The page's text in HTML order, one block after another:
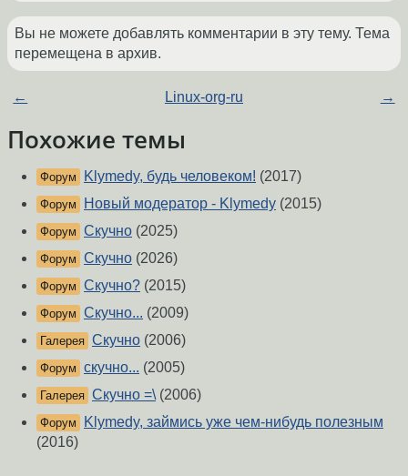
Вы не можете добавлять комментарии в эту тему. Тема
перемещена в архив.
← Linux-org-ru →
Похожие темы
Форум Klymedy, будь человеком! (2017)
Форум Новый модератор - Klymedy (2015)
Форум Скучно (2025)
Форум Скучно (2026)
Форум Скучно? (2015)
Форум Скучно... (2009)
Галерея Скучно (2006)
Форум скучно... (2005)
Галерея Скучно =\ (2006)
Форум
Klymedy, займись уже чем-нибудь полезным
(2016)